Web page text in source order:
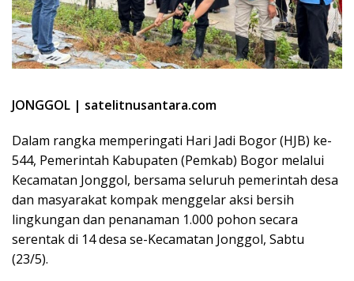
JONGGOL | satelitnusantara.com
Dalam rangka memperingati Hari Jadi Bogor (HJB) ke-
544, Pemerintah Kabupaten (Pemkab) Bogor melalui
Kecamatan Jonggol, bersama seluruh pemerintah desa
dan masyarakat kompak menggelar aksi bersih
lingkungan dan penanaman 1.000 pohon secara
serentak di 14 desa se-Kecamatan Jonggol, Sabtu
(23/5).